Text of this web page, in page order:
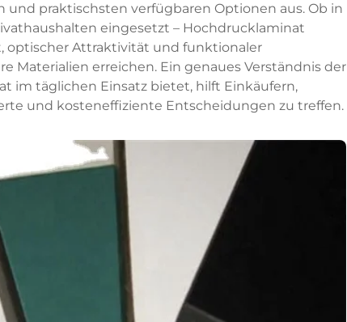
und praktischsten verfügbaren Optionen aus. Ob in
eingesetzt – Hochdrucklaminat
optischer Attraktivität und funktionaler
Materialien erreichen. Ein genaues Verständnis der
im täglichen Einsatz bietet, hilft Einkäufern,
und kosteneffiziente Entscheidungen zu treffen.